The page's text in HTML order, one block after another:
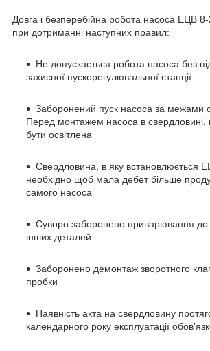
Довга і безперебійна робота насоса ЕЦВ
при дотриманні наступних правил:
Не допускається робота насоса без
захисної пускорегулювальної станції
Заборонений пуск насоса за межами
Перед монтажем насоса в свердловині,
бути освітлена
Свердловина, в яку встановлюється
необхідно щоб мала дебет більше
самого насоса
Суворо заборонено приварювання до
інших деталей
Заборонено демонтаж зворотного
пробки
Наявність акта на свердловину
календарного року експлуатації